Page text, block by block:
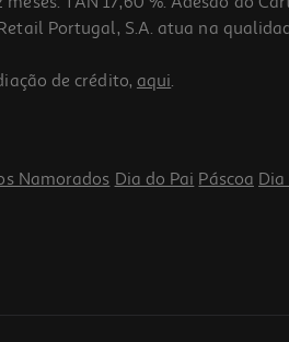
Portugal, S.A. atua na
de crédito, aqui.
Namorados Dia do Pai Páscoa Dia